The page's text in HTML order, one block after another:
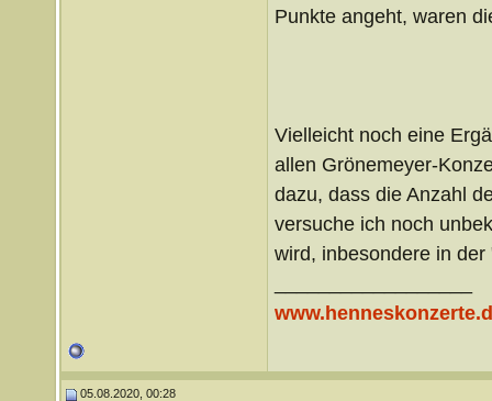
Punkte angeht, waren
Vielleicht noch eine
allen Grönemeyer-
dazu, dass die Anzahl
versuche ich noch
wird, inbesondere in
05.08.2020, 00:28